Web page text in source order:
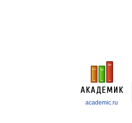
academic.ru